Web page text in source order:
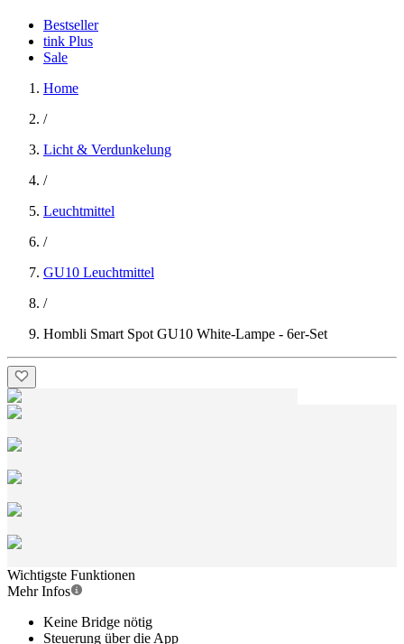
Bestseller
tink Plus
Sale
Home
/
Licht & Verdunkelung
/
Leuchtmittel
/
GU10 Leuchtmittel
/
Hombli Smart Spot GU10 White-Lampe - 6er-Set
Wichtigste Funktionen
Mehr Infos
Keine Bridge nötig
Steuerung über die App